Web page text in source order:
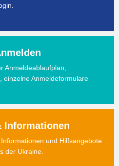
Anmeldeablaufplan,
einzelne Anmeldeformulare
Informationen
und Hilfsangebote
der Ukraine.